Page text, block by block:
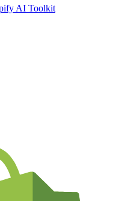
AI Toolkit